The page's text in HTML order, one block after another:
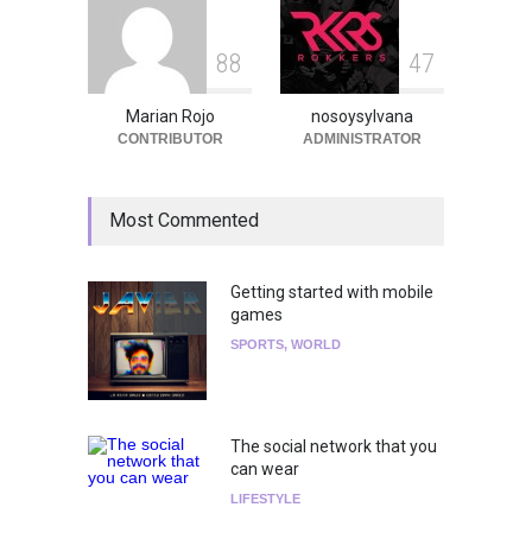
88
Marian Rojo
CONTRIBUTOR
47
nosoysylvana
ADMINISTRATOR
Most Commented
Getting started with mobile
games
SPORTS, WORLD
The social network that you
can wear
LIFESTYLE